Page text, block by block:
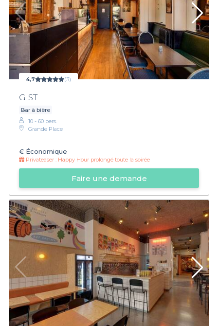
4,7 (3)
GIST
Bar à bière
10 - 60 pers.
Grande Place
€ Économique
Privateaser : Happy Hour prolongé toute la soirée
Faire une demande